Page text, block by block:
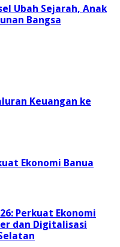
Ubah Sejarah, Anak
Bangsa
Keuangan ke
Ekonomi Banua
Perkuat Ekonomi
dan Digitalisasi